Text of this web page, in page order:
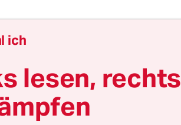
Wirtschaftspolitik darum,
Unternehmen in die
legt einen Schwerpunkt
Informations- und
ich
lesen, rechts